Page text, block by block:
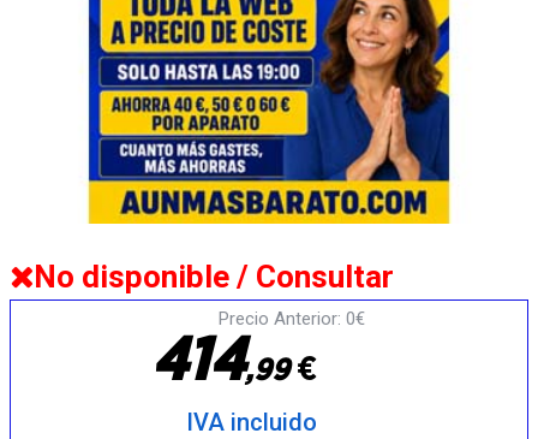
No disponible / Consultar
Precio Anterior: 0€
414,99€
IVA incluido